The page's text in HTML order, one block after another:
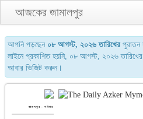
আজকের জামালপুর
প্রথম পাতা
২য় পাতা
৩য় পাতা
শেষের পাতা
আপনি পড়ছেন ০৮ আগস্ট, ২০২৬ তারিখের
লাইনে প্রকাশিত হয়নি, ০৮ আগস্ট, ২০২৬
আবার ভিজিট করুন।
জামালপুর - শনিবার